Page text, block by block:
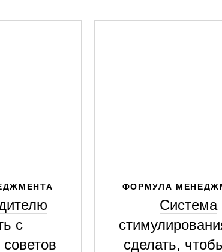
с
ФОРМУЛА
Система
сделать,